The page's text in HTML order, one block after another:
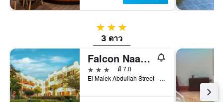
3 ดาว
3 ดาว
Falcon Naama Star Hotel
3 ดาว
ดี 7.0
El Malek Abdullah Street - Naama Bay Sharm el Sheikh 5531 EG, ชาร์ม เอล ชีค, อียิปต์